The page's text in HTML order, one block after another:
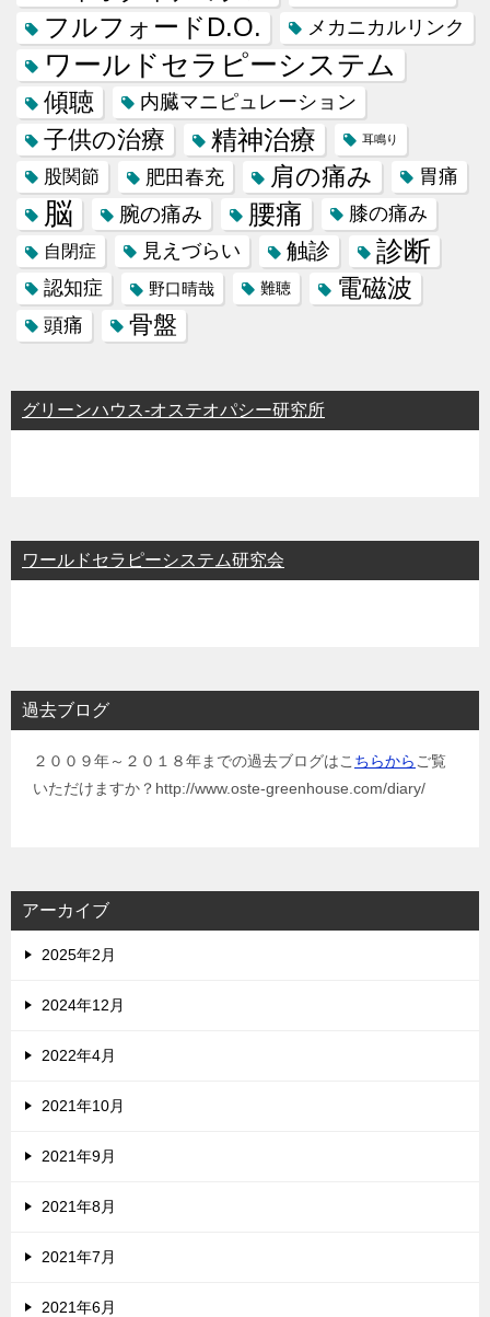
フルフォードD.O. メカニカルリンク
ワールドセラピーシステム
傾聴 内臓マニピュレーション
子供の治療 精神治療 耳鳴り
股関節 肥田春充 肩の痛み 胃痛
脳 腕の痛み 腰痛 膝の痛み
自閉症 見えづらい 触診 診断
認知症 野口晴哉 難聴 電磁波
頭痛 骨盤
グリーンハウス-オステオパシー研究所
ワールドセラピーシステム研究会
過去ブログ
２００９年～２０１８年までの過去ブログはこ ちらから ご覧
いただけますか？http://www.oste-greenhouse.com/diary/
アーカイブ
2025年2月
2024年12月
2022年4月
2021年10月
2021年9月
2021年8月
2021年7月
2021年6月